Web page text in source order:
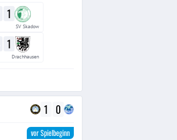
1
SV Skadow
1
Drachhausen
1 0
vor Spielbeginn